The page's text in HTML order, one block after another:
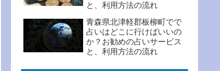
と、利用方法の流れ
青森県北津軽郡板柳町でで
占いはどこに行けばいいの
か？お勧めの占いサービス
と、利用方法の流れ